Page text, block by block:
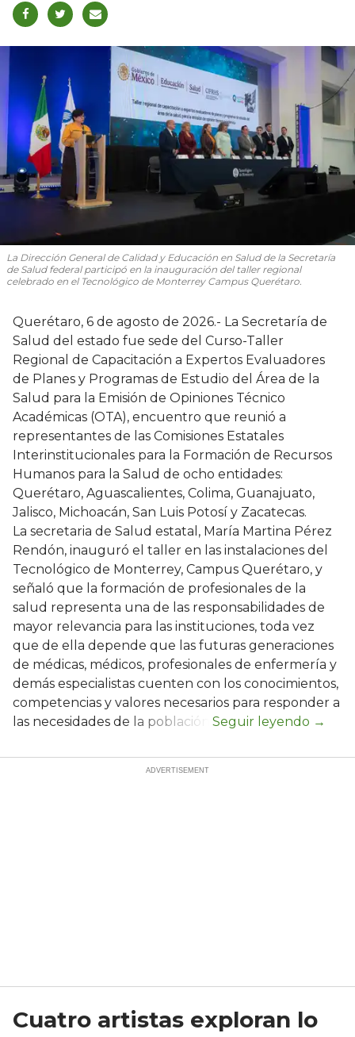
La Dirección General de Calidad y Educación en Salud de la Secretaría
de Salud federal participó en la inauguración del taller regional
celebrado en el Tecnológico de Monterrey Campus Querétaro.
Querétaro, 6 de agosto de 2026.- La Secretaría de
Salud del estado fue sede del Curso-Taller
Regional de Capacitación a Expertos Evaluadores
de Planes y Programas de Estudio del Área de la
Salud para la Emisión de Opiniones Técnico
Académicas (OTA), encuentro que reunió a
representantes de las Comisiones Estatales
Interinstitucionales para la Formación de Recursos
Humanos para la Salud de ocho entidades:
Querétaro, Aguascalientes, Colima, Guanajuato,
Jalisco, Michoacán, San Luis Potosí y Zacatecas.
La secretaria de Salud estatal, María Martina Pérez
Rendón, inauguró el taller en las instalaciones del
Tecnológico de Monterrey, Campus Querétaro, y
señaló que la formación de profesionales de la
salud representa una de las responsabilidades de
mayor relevancia para las instituciones, toda vez
que de ella depende que las futuras generaciones
de médicas, médicos, profesionales de enfermería y
demás especialistas cuenten con los conocimientos,
competencias y valores necesarios para responder a
las necesidades de la población.
Cuatro artistas exploran lo